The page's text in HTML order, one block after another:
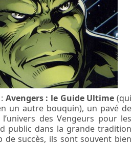
Avengers : le Guide Ultime(qui
un autre bouquin), un pavé de
des Vengeurs pour les
public dans la grande tradition
de succès, ils sont souvent bien